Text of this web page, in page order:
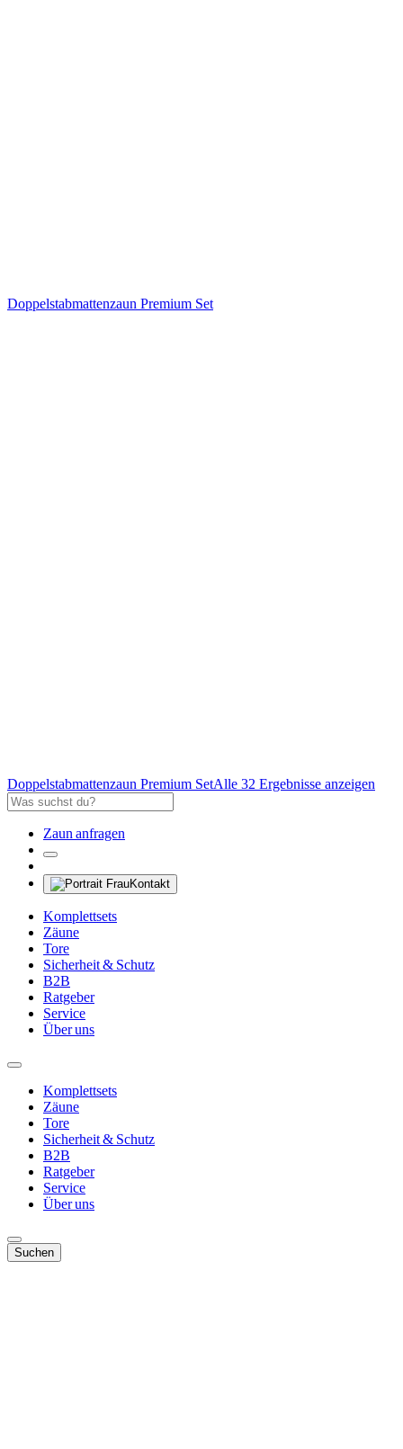
Doppelstabmattenzaun Premium Set
Doppelstabmattenzaun Premium SetAlle 32 Ergebnisse anzeigen
Zaun anfragen
Kontakt
Komplettsets
Zäune
Tore
Sicherheit & Schutz
B2B
Ratgeber
Service
Über uns
Komplettsets
Zäune
Tore
Sicherheit & Schutz
B2B
Ratgeber
Service
Über uns
Suchen